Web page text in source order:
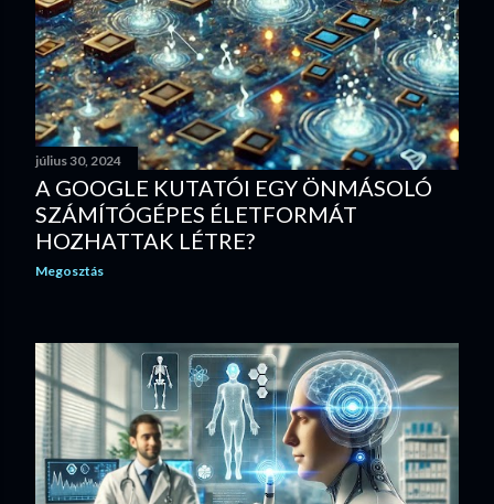
július 30, 2024
A GOOGLE KUTATÓI EGY ÖNMÁSOLÓ
SZÁMÍTÓGÉPES ÉLETFORMÁT
HOZHATTAK LÉTRE?
Megosztás